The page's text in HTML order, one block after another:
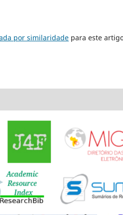
por similaridade para este